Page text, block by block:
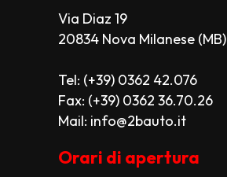
Via Diaz 19
20834 Nova Milanese (MB)
Tel: (+39) 0362 42.076
Fax: (+39) 0362 36.70.26
Mail: info@2bauto.it
Orari di apertura